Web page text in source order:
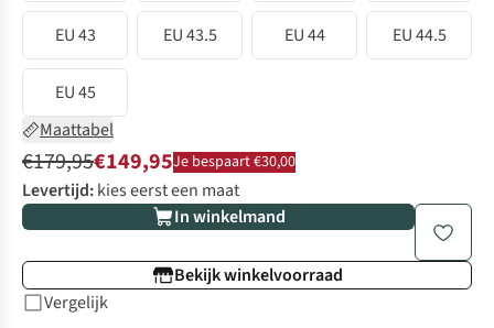
EU 43 EU 43.5 EU 44 EU 44.5
EU 45
Maattabel
€179,95€149,95Je bespaart €30,00
Levertijd:kies eerst een maat
In winkelmand
Bekijk winkelvoorraad
Vergelijk